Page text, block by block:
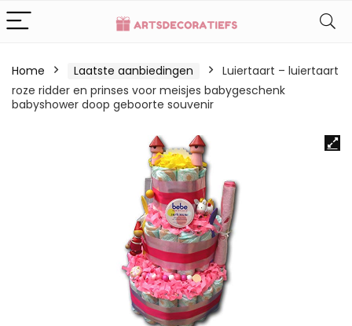
Home Laatste aanbiedingen
Luiertaart – luiertaart
roze ridder en prinses voor meisjes babygeschenk
babyshower doop geboorte souvenir